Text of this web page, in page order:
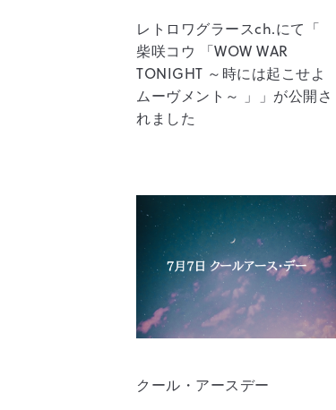
レトロワグラースch.にて「
柴咲コウ 「WOW WAR
TONIGHT ～時には起こせよ
ムーヴメント～ 」」が公開さ
れました
クール・アースデー